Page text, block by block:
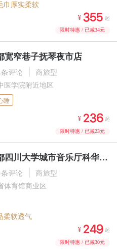
巾厚实柔软
¥  起
限时特惠 / 已减34元
宽窄巷子抚琴夜市店
评论
商旅型
医学院附近地区
睡
¥  起
限时特惠 / 已减23元
如家·neo-成都四川大学城市音乐厅科华北路店
评论
商旅型
体育馆商业区
柔软透气
¥  起
限时特惠 / 已减30元